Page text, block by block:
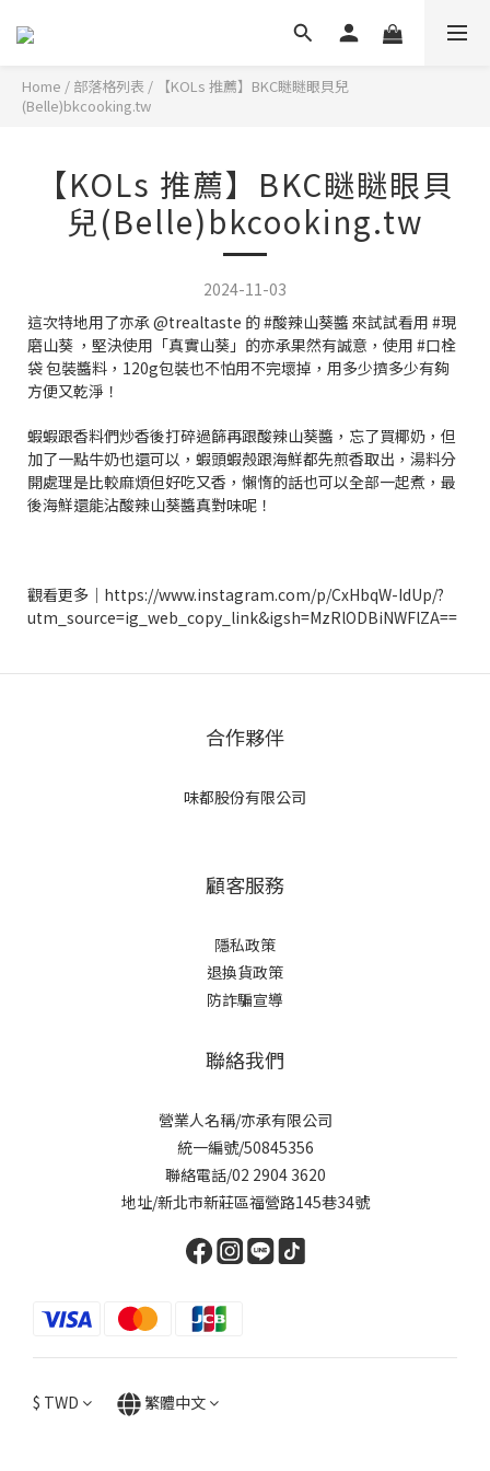
Home / 部落格列表 /
【KOLs 推薦】BKC瞇瞇眼貝兒
(Belle)bkcooking.tw
【KOLs 推薦】BKC瞇瞇眼貝
兒(Belle)bkcooking.tw
2024-11-03
這次特地用了亦承 @trealtaste 的 #酸辣山葵醬 來試試看用 #現
磨山葵 ，堅決使用「真實山葵」的亦承果然有誠意，使用 #口栓
袋 包裝醬料，120g包裝也不怕用不完壞掉，用多少擠多少有夠
方便又乾淨！
蝦蝦跟香料們炒香後打碎過篩再跟酸辣山葵醬，忘了買椰奶，但
加了一點牛奶也還可以，蝦頭蝦殼跟海鮮都先煎香取出，湯料分
開處理是比較麻煩但好吃又香，懶惰的話也可以全部一起煮，最
後海鮮還能沾酸辣山葵醬真對味呢！
觀看更多｜https://www.instagram.com/p/CxHbqW-IdUp/?
utm_source=ig_web_copy_link&igsh=MzRlODBiNWFlZA==
合作夥伴
味都股份有限公司
顧客服務
隱私政策
退換貨政策
防詐騙宣導
聯絡我們
營業人名稱/亦承有限公司
統一編號/50845356
聯絡電話/02 2904 3620
地址/新北市新莊區福營路145巷34號
$ TWD 繁體中文